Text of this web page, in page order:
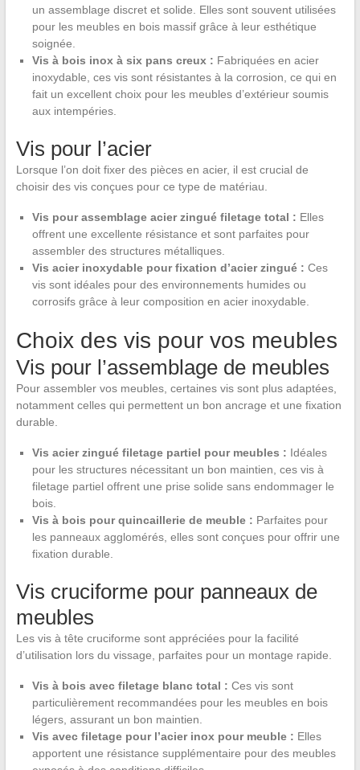
un assemblage discret et solide. Elles sont souvent utilisées
pour les meubles en bois massif grâce à leur esthétique
soignée.
Vis à bois inox à six pans creux : Fabriquées en acier
inoxydable, ces vis sont résistantes à la corrosion, ce qui en
fait un excellent choix pour les meubles d’extérieur soumis
aux intempéries.
Vis pour l’acier
Lorsque l’on doit fixer des pièces en acier, il est crucial de
choisir des vis conçues pour ce type de matériau.
Vis pour assemblage acier zingué filetage total : Elles
offrent une excellente résistance et sont parfaites pour
assembler des structures métalliques.
Vis acier inoxydable pour fixation d’acier zingué : Ces
vis sont idéales pour des environnements humides ou
corrosifs grâce à leur composition en acier inoxydable.
Choix des vis pour vos meubles
Vis pour l’assemblage de meubles
Pour assembler vos meubles, certaines vis sont plus adaptées,
notamment celles qui permettent un bon ancrage et une fixation
durable.
Vis acier zingué filetage partiel pour meubles : Idéales
pour les structures nécessitant un bon maintien, ces vis à
filetage partiel offrent une prise solide sans endommager le
bois.
Vis à bois pour quincaillerie de meuble : Parfaites pour
les panneaux agglomérés, elles sont conçues pour offrir une
fixation durable.
Vis cruciforme pour panneaux de
meubles
Les vis à tête cruciforme sont appréciées pour la facilité
d’utilisation lors du vissage, parfaites pour un montage rapide.
Vis à bois avec filetage blanc total : Ces vis sont
particulièrement recommandées pour les meubles en bois
légers, assurant un bon maintien.
Vis avec filetage pour l’acier inox pour meuble : Elles
apportent une résistance supplémentaire pour des meubles